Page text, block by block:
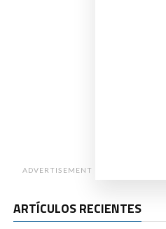
ADVERTISEMENT
ARTÍCULOS RECIENTES